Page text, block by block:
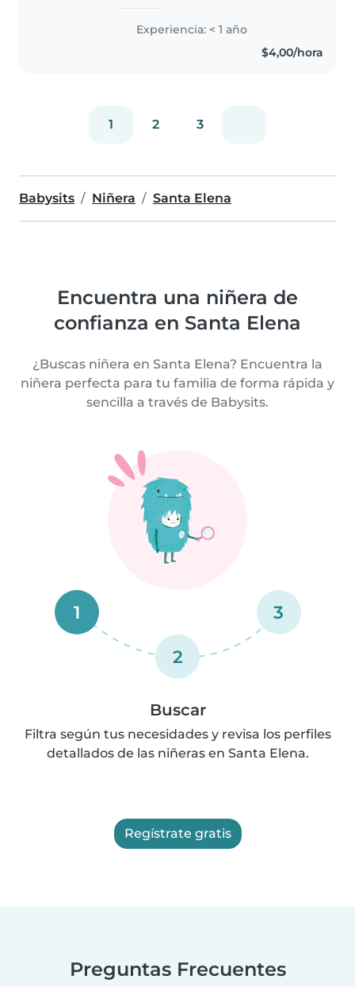
mantener a los menores con
actividades que ayuden a su
Experiencia: < 1 año
$4,00/hora
1 2 3
Babysits Niñera Santa Elena
Encuentra una niñera de
confianza en Santa Elena
¿Buscas niñera en Santa Elena? Encuentra la
niñera perfecta para tu familia de forma rápida y
sencilla a través de Babysits.
1
2
3
Buscar
Filtra según tus necesidades y revisa los perfiles
detallados de las niñeras en Santa Elena.
Regístrate gratis
Preguntas Frecuentes